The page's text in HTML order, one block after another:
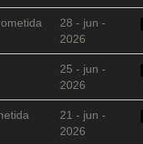
28 - jun -
2026
25 - jun -
2026
21 - jun -
2026